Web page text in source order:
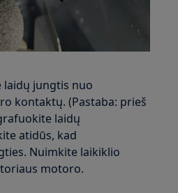
laidų jungtis nuo
kontaktų. (Pastaba: prieš
laidų
atidūs, kad
Nuimkite laikiklio
motoro.